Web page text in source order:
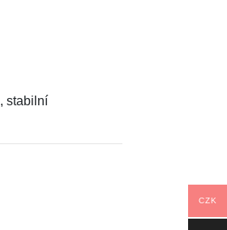
, stabilní
CZK